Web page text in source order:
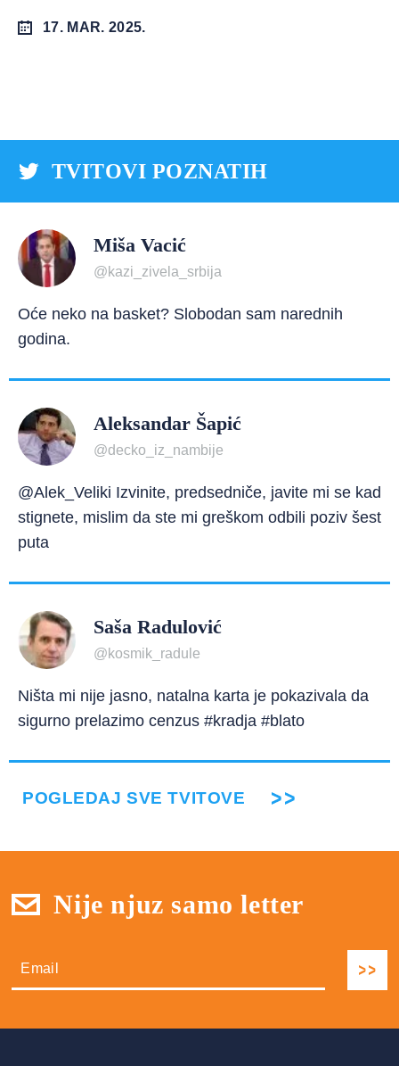
17. MAR. 2025.
TVITOVI POZNATIH
Miša Vacić
@kazi_zivela_srbija
Oće neko na basket? Slobodan sam narednih
godina.
Aleksandar Šapić
@decko_iz_nambije
@Alek_Veliki Izvinite, predsedniče, javite mi se kad
stignete, mislim da ste mi greškom odbili poziv šest
puta
Saša Radulović
@kosmik_radule
Ništa mi nije jasno, natalna karta je pokazivala da
sigurno prelazimo cenzus #kradja #blato
POGLEDAJ SVE TVITOVE
Nije njuz samo letter